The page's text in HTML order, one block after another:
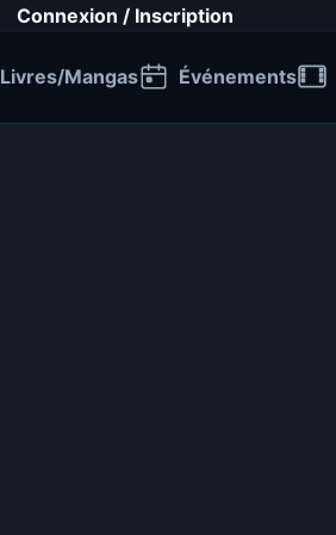
Connexion / Inscription
Livres/Mangas Événements